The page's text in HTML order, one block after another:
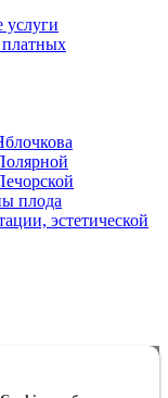
услуги
плода
эстетической